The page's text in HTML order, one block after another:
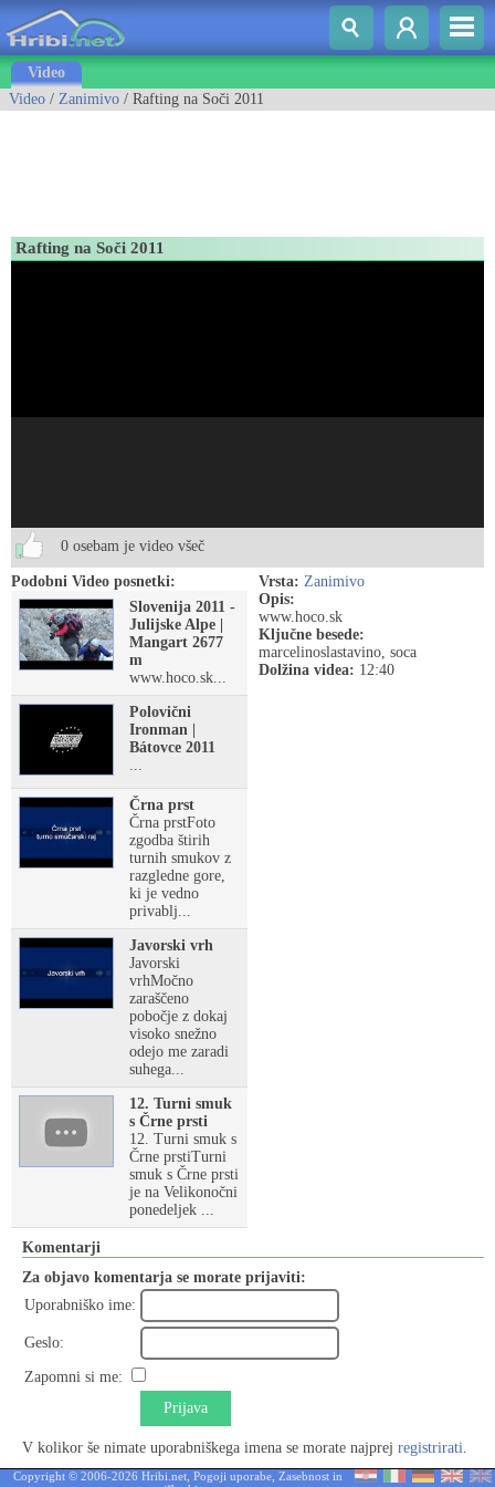
Video
Video / Zanimivo / Rafting na Soči 2011
Rafting na Soči 2011
0 osebam je video všeč
Podobni Video posnetki:
Slovenija 2011 -
Julijske Alpe |
Mangart 2677
m
www.hoco.sk...
Polovični
Ironman |
Bátovce 2011
...
Črna prst
Črna prstFoto
zgodba štirih
turnih smukov z
razgledne gore,
ki je vedno
privablj...
Javorski vrh
Javorski
vrhMočno
zaraščeno
pobočje z dokaj
visoko snežno
odejo me zaradi
suhega...
12. Turni smuk
s Črne prsti
12. Turni smuk s
Črne prstiTurni
smuk s Črne prsti
je na Velikonočni
ponedeljek ...
Vrsta: Zanimivo
Opis:
www.hoco.sk
Ključne besede:
marcelinoslastavino, soca
Dolžina videa: 12:40
Komentarji
Za objavo komentarja se morate prijaviti:
Uporabniško ime:
Geslo:
Zapomni si me:
Prijava
V kolikor še nimate uporabniškega imena se morate najprej registrirati.
Copyright © 2006-2026 Hribi.net, Pogoji uporabe, Zasebnost in